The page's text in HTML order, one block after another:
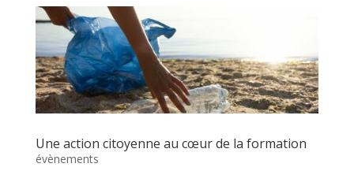
Une action citoyenne au cœur de la formation
évènements